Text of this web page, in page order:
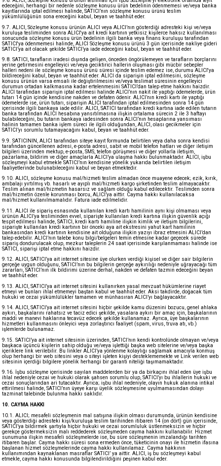
edeceğini, herhangi bir nedenle sözleşme konusu ürün bedelinin ödenmemesi ve/veya banka
kayıtlarında iptal edilmesi halinde, SATICI’nın sözleşme konusu ürünü teslim
yükümlülüğünün sona ereceğini kabul, beyan ve taahhüt eder.
9.7. ALICI, Sözleşme konusu ürünün ALICI veya ALICI’nın gösterdiği adresteki kişi ve/veya
kuruluşa tesliminden sonra ALICI'ya ait kredi kartının yetkisiz kişilerce haksız kullanılması
sonucunda sözleşme konusu ürün bedelinin ilgili banka veya finans kuruluşu tarafından
SATICI'ya ödenmemesi halinde, ALICI Sözleşme konusu ürünü 3 gün içerisinde nakliye gideri
SATICI’ya ait olacak şekilde SATICI’ya iade edeceğini kabul, beyan ve taahhüt eder.
9.8. SATICI, tarafların iradesi dışında gelişen, önceden öngörülemeyen ve tarafların borçlarını
yerine getirmesini engelleyici ve/veya geciktirici hallerin oluşması gibi mücbir sebepler
halleri nedeni ile sözleşme konusu ürünü süresi içinde teslim edemez ise, durumu ALICI'ya
bildireceğini kabul, beyan ve taahhüt eder. ALICI da siparişin iptal edilmesini, sözleşme
konusu ürünün varsa emsali ile değiştirilmesini ve/veya teslimat süresinin engelleyici
durumun ortadan kalkmasına kadar ertelenmesini SATICI’dan talep etme hakkını haizdir.
ALICI tarafından siparişin iptal edilmesi halinde ALICI’nın nakit ile yaptığı ödemelerde, ürün
tutarı 14 gün içinde kendisine nakden ve defaten ödenir. ALICI’nın kredi kartı ile yaptığı
ödemelerde ise, ürün tutarı, siparişin ALICI tarafından iptal edilmesinden sonra 14 gün
içerisinde ilgili bankaya iade edilir. ALICI, SATICI tarafından kredi kartına iade edilen tutarın
banka tarafından ALICI hesabına yansıtılmasına ilişkin ortalama sürecin 2 ile 3 haftayı
bulabileceğini, bu tutarın bankaya iadesinden sonra ALICI’nın hesaplarına yansıması
halinin tamamen banka işlem süreci ile ilgili olduğundan, ALICI, olası gecikmeler için
SATICI’yı sorumlu tutamayacağını kabul, beyan ve taahhüt eder.
9.9. SATICININ, ALICI tarafından siteye kayıt formunda belirtilen veya daha sonra kendisi
tarafından güncellenen adresi, e-posta adresi, sabit ve mobil telefon hatları ve diğer iletişim
bilgileri üzerinden mektup, e-posta, SMS, telefon görüşmesi ve diğer yollarla iletişim,
pazarlama, bildirim ve diğer amaçlarla ALICI’ya ulaşma hakkı bulunmaktadır. ALICI, işbu
sözleşmeyi kabul etmekle SATICI’nın kendisine yönelik yukarıda belirtilen iletişim
faaliyetlerinde bulunabileceğini kabul ve beyan etmektedir.
9.10. ALICI, sözleşme konusu mal/hizmeti teslim almadan önce muayene edecek; ezik, kırık,
ambalajı yırtılmış vb. hasarlı ve ayıplı mal/hizmeti kargo şirketinden teslim almayacaktır.
Teslim alınan mal/hizmetin hasarsız ve sağlam olduğu kabul edilecektir. Teslimden sonra
mal/hizmetin özenle korunması borcu, ALICI’ya aittir. Cayma hakkı kullanılacaksa
mal/hizmet kullanılmamalıdır. Fatura iade edilmelidir.
9.11. ALICI ile sipariş esnasında kullanılan kredi kartı hamilinin aynı kişi olmaması veya
ürünün ALICI’ya tesliminden evvel, siparişte kullanılan kredi kartına ilişkin güvenlik açığı
tespit edilmesi halinde, SATICI, kredi kartı hamiline ilişkin kimlik ve iletişim bilgilerini,
siparişte kullanılan kredi kartının bir önceki aya ait ekstresini yahut kart hamilinin
bankasından kredi kartının kendisine ait olduğuna ilişkin yazıyı ibraz etmesini ALICI’dan
talep edebilir. ALICI’nın talebe konu bilgi/belgeleri temin etmesine kadar geçecek sürede
sipariş dondurulacak olup, mezkur taleplerin 24 saat içerisinde karşılanmaması halinde ise
SATICI, siparişi iptal etme hakkını haizdir.
9.12. ALICI, SATICI’ya ait internet sitesine üye olurken verdiği kişisel ve diğer sair bilgilerin
gerçeğe uygun olduğunu, SATICI’nın bu bilgilerin gerçeğe aykırılığı nedeniyle uğrayacağı tüm
zararları, SATICI’nın ilk bildirimi üzerine derhal, nakden ve defaten tazmin edeceğini beyan
ve taahhüt eder.
9.13. ALICI, SATICI’ya ait internet sitesini kullanırken yasal mevzuat hükümlerine riayet
etmeyi ve bunları ihlal etmemeyi baştan kabul ve taahhüt eder. Aksi takdirde, doğacak tüm
hukuki ve cezai yükümlülükler tamamen ve münhasıran ALICI’yı bağlayacaktır.
9.14. ALICI, SATICI’ya ait internet sitesini hiçbir şekilde kamu düzenini bozucu, genel ahlaka
aykırı, başkalarını rahatsız ve taciz edici şekilde, yasalara aykırı bir amaç için, başkalarının
maddi ve manevi haklarına tecavüz edecek şekilde kullanamaz. Ayrıca, üye başkalarının
hizmetleri kullanmasını önleyici veya zorlaştırıcı faaliyet (spam, virus, truva atı, vb.)
işlemlerde bulunamaz.
9.15. SATICI’ya ait internet sitesinin üzerinden, SATICI’nın kendi kontrolünde olmayan ve/veya
başkaca üçüncü kişilerin sahip olduğu ve/veya işlettiği başka web sitelerine ve/veya başka
içeriklere link verilebilir. Bu linkler ALICI’ya yönlenme kolaylığı sağlamak amacıyla konmuş
olup herhangi bir web sitesini veya o siteyi işleten kişiyi desteklememekte ve Link verilen web
sitesinin içerdiği bilgilere yönelik herhangi bir garanti niteliği taşımamaktadır.
9.16. İşbu sözleşme içerisinde sayılan maddelerden bir ya da birkaçını ihlal eden üye işbu
ihlal nedeniyle cezai ve hukuki olarak şahsen sorumlu olup, SATICI’yı bu ihlallerin hukuki ve
cezai sonuçlarından ari tutacaktır. Ayrıca; işbu ihlal nedeniyle, olayın hukuk alanına intikal
ettirilmesi halinde, SATICI’nın üyeye karşı üyelik sözleşmesine uyulmamasından dolayı
tazminat talebinde bulunma hakkı saklıdır.
10. CAYMA HAKKI
10.1. ALICI; mesafeli sözleşmenin mal satışına ilişkin olması durumunda, ürünün kendisine
veya gösterdiği adresteki kişi/kuruluşa teslim tarihinden itibaren 14 (on dört) gün içerisinde,
SATICI’ya bildirmek şartıyla hiçbir hukuki ve cezai sorumluluk üstlenmeksizin ve hiçbir
gerekçe göstermeksizin malı reddederek sözleşmeden cayma hakkını kullanabilir. Hizmet
sunumuna ilişkin mesafeli sözleşmelerde ise, bu süre sözleşmenin imzalandığı tarihten
itibaren başlar. Cayma hakkı süresi sona ermeden önce, tüketicinin onayı ile hizmetin ifasına
başlanan hizmet sözleşmelerinde cayma hakkı kullanılamaz. Cayma hakkının
kullanımından kaynaklanan masraflar SATICI’ ya aittir. ALICI, iş bu sözleşmeyi kabul
etmekle, cayma hakkı konusunda bilgilendirildiğini peşinen kabul eder.